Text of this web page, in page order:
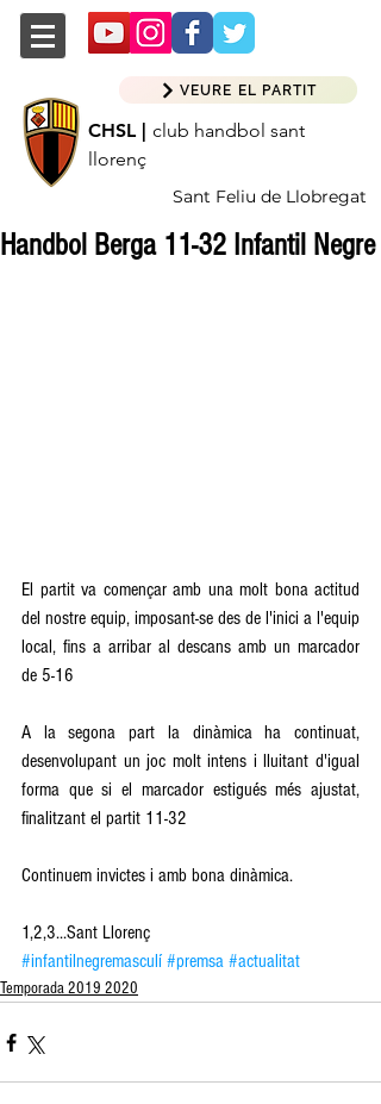
CHSL | club handbol sant
llorenç
Sant Feliu de Llobregat
VEURE EL PARTIT
Handbol Berga 11-32 Infantil Negre
El partit va començar amb una molt bona actitud
del nostre equip, imposant-se des de l'inici a l'equip
local, fins a arribar al descans amb un marcador
de 5-16
A la segona part la dinàmica ha continuat,
desenvolupant un joc molt intens i lluitant d'igual
forma que si el marcador estigués més ajustat,
finalitzant el partit 11-32
Continuem invictes i amb bona dinàmica.
1,2,3...Sant Llorenç
#infantilnegremasculí #premsa #actualitat
Temporada 2019 2020